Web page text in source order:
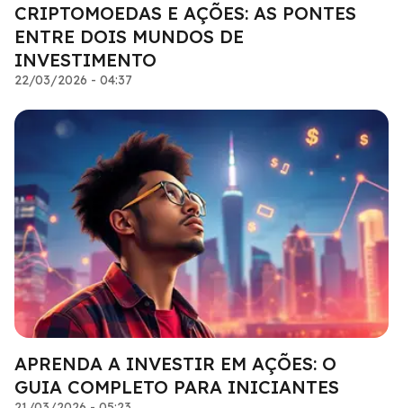
CRIPTOMOEDAS E AÇÕES: AS PONTES
ENTRE DOIS MUNDOS DE
INVESTIMENTO
22/03/2026 - 04:37
APRENDA A INVESTIR EM AÇÕES: O
GUIA COMPLETO PARA INICIANTES